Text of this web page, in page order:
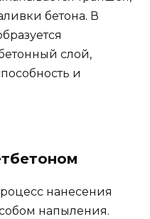
бетона. В
слой,
и
нанесения
напыления.